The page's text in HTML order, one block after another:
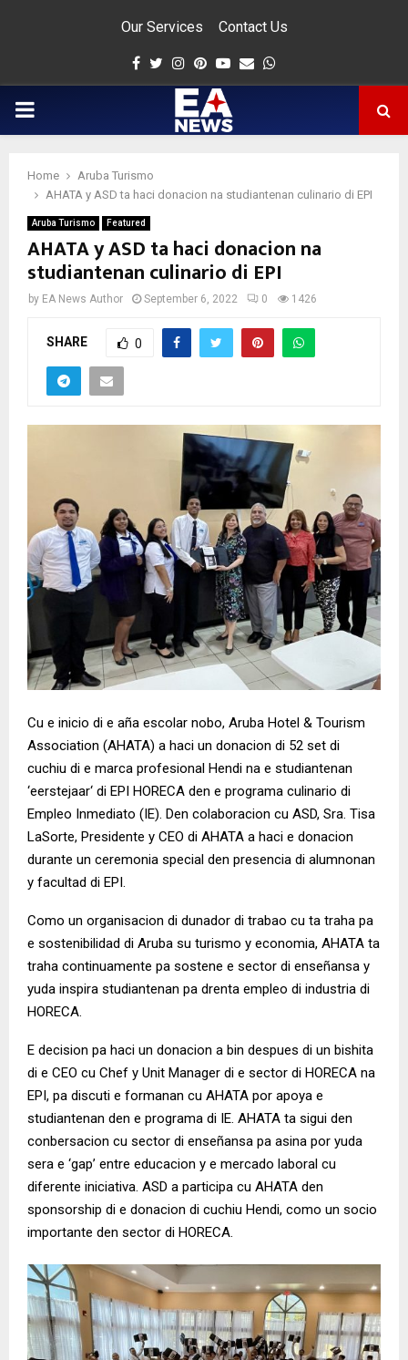
Our Services Contact Us
Facebook
Twitter
Instagram
Pinterest
Youtube
Email
PRIMARY
Home
Aruba Turismo
AHATA y ASD ta haci donacion na studiantenan culinario di EPI
Aruba Turismo Featured
AHATA y ASD ta haci donacion na
studiantenan culinario di EPI
by EA News Author September 6, 2022 0 1426
SHARE 0
Cu e inicio di e aña escolar nobo, Aruba Hotel & Tourism
Association (AHATA) a haci un donacion di 52 set di
cuchiu di e marca profesional Hendi na e studiantenan
‘eerstejaar‘ di EPI HORECA den e programa culinario di
Empleo Inmediato (IE). Den colaboracion cu ASD, Sra. Tisa
LaSorte, Presidente y CEO di AHATA a haci e donacion
durante un ceremonia special den presencia di alumnonan
y facultad di EPI.
Como un organisacion di dunador di trabao cu ta traha pa
e sostenibilidad di Aruba su turismo y economia, AHATA ta
traha continuamente pa sostene e sector di enseñansa y
yuda inspira studiantenan pa drenta empleo di industria di
HORECA.
E decision pa haci un donacion a bin despues di un bishita
di e CEO cu Chef y Unit Manager di e sector di HORECA na
EPI, pa discuti e formanan cu AHATA por apoya e
studiantenan den e programa di IE. AHATA ta sigui den
conbersacion cu sector di enseñansa pa asina por yuda
sera e ‘gap’ entre educacion y e mercado laboral cu
diferente iniciativa. ASD a participa cu AHATA den
sponsorship di e donacion di cuchiu Hendi, como un socio
importante den sector di HORECA.